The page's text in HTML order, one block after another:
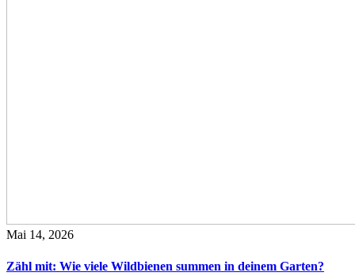
Mai 14, 2026
Zähl mit: Wie viele Wildbienen summen in deinem Garten?